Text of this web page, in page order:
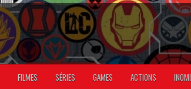
FILMES SÉRIES GAMES ACTIONS